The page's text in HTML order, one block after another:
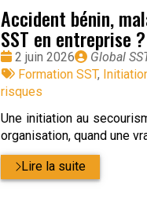
Accident bénin,
SST en entreprise ?
Date
:
2 juin 2026
Publié
par
Global
Tags
:
Formation SST,
risques
Une initiation au
organisation, quand une
Lire la suite